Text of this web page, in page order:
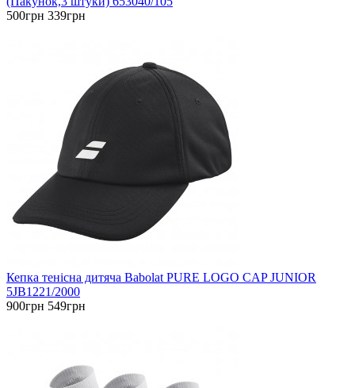
500грн 339грн
Кепка тенісна дитяча Babolat PURE LOGO CAP JUNIOR
5JB1221/2000
900грн 549грн